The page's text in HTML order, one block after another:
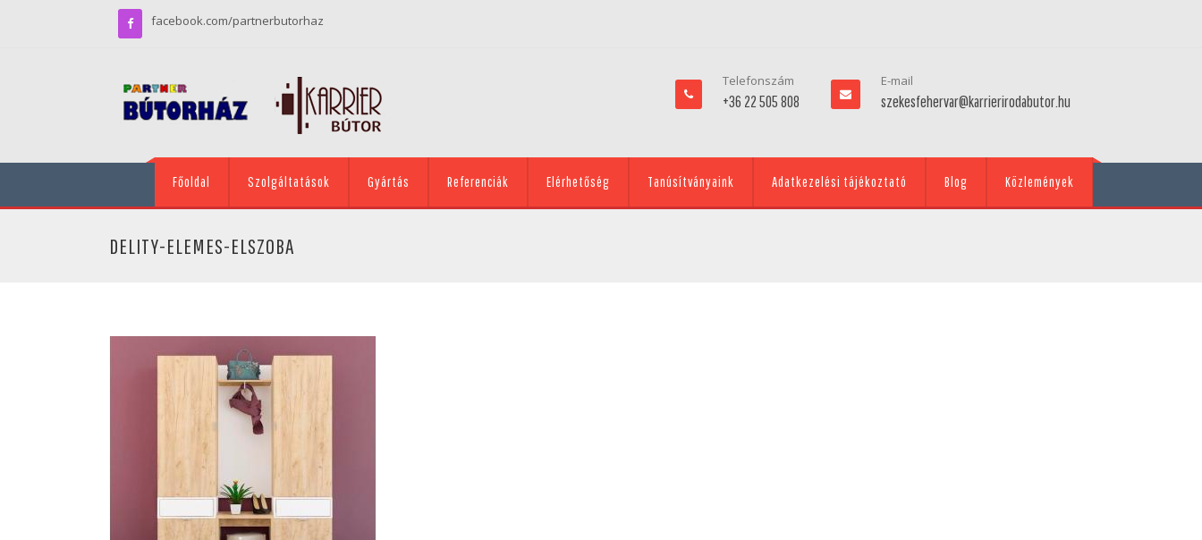
facebook.com/partnerbutorhaz
Telefonszám
+36 22 505 808
E-mail
szekesfehervar@karrierirodabutor.hu
Főoldal Szolgáltatások Gyártás Referenciák Elérhetőség Tanúsítványaink Adatkezelési tájékoztató Blog Közlemények
DELITY-ELEMES-ELSZOBA